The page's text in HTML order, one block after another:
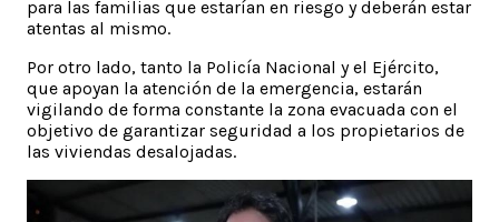
para las familias que estarían en riesgo y deberán estar
atentas al mismo.
Por otro lado, tanto la Policía Nacional y el Ejército,
que apoyan la atención de la emergencia, estarán
vigilando de forma constante la zona evacuada con el
objetivo de garantizar seguridad a los propietarios de
las viviendas desalojadas.